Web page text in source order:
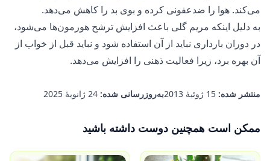
می‌کند. هوا را ضدعفونی کرده و بوی بد را کاهش می‌دهد.
به دلیل اینکه مریم گلی باعث افزایش ترشح هورمون‌ها می‌شود،
در دوران بارداری نباید از آن استفاده شود و نباید قبل از خواب از
آن بهره برد، زیرا فعالیت ذهنی را افزایش می‌دهد.
منتشر شده: 15 ژوئیهٔ 2013 به‌روزرسانی شده: 24 ژانویهٔ 2025
ممکن است همچنین دوست داشته باشید